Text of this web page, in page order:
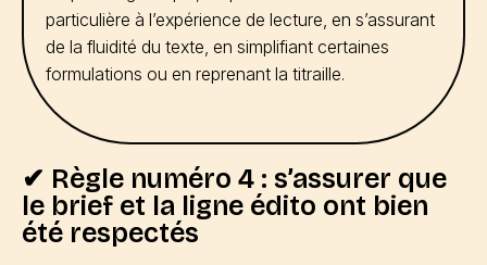
particulière à l’expérience de lecture, en s’assurant
de la fluidité du texte, en simplifiant certaines
formulations ou en reprenant la titraille.
✔ Règle numéro 4 : s’assurer que
le brief et la ligne édito ont bien
été respectés